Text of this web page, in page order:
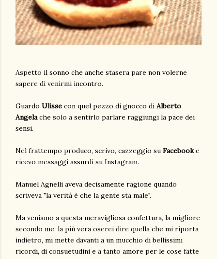
Aspetto il sonno che anche stasera pare non volerne
sapere di venirmi incontro.
Guardo Ulisse con quel pezzo di gnocco di Alberto
Angela che solo a sentirlo parlare raggiungi la pace dei
sensi.
Nel frattempo produco, scrivo, cazzeggio su Facebooke
ricevo messaggi assurdi su Instagram.
Manuel Agnelli aveva decisamente ragione quando
scriveva "la verità è che la gente sta male".
Ma veniamo a questa meravigliosa confettura, la migliore
secondo me, la più vera oserei dire quella che mi riporta
indietro, mi mette davanti a un mucchio di bellissimi
ricordi, di consuetudini e a tanto amore per le cose fatte